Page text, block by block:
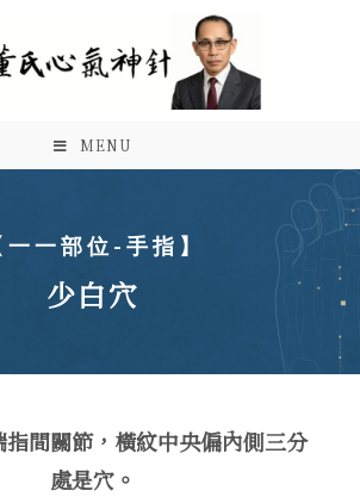
MENU
一一部位-手指】
少白穴
間關節，橫紋中央偏內側三分
處是穴。